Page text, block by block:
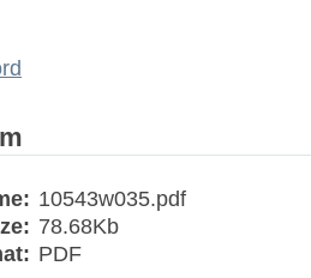
10543w035.pdf
78.68Kb
PDF